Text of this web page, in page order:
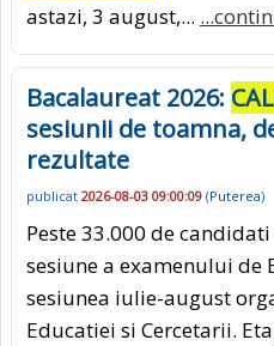
astazi, 3 august,...
Bacalaureat 2026:
sesiunii de toamna,
rezultate
publicat 2026-08-03 09:00:09 (Puterea)
Peste 33.000 de
sesiune a examenului de
sesiunea iulie-august
Educatiei si Cercetarii.